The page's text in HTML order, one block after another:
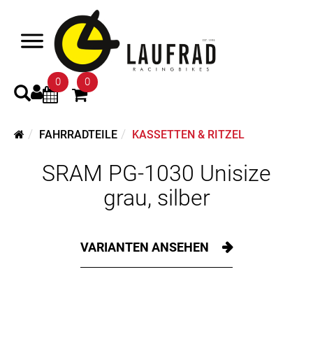
0 0
FAHRRADTEILE KASSETTEN & RITZEL
SRAM PG-1030 Unisize
grau, silber
VARIANTEN ANSEHEN